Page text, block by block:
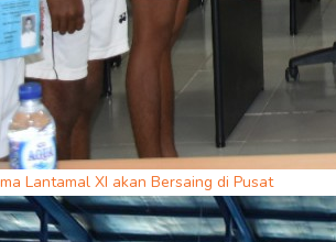
Lantamal XI akan Bersaing di Pusat